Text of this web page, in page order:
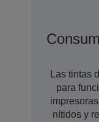
Las tintas
para
nítidos y